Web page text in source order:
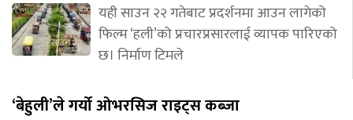
यही साउन २२ गतेबाट प्रदर्शनमा आउन लागेको
फिल्म ‘हली’को प्रचारप्रसारलाई व्यापक पारिएको
छ। निर्माण टिमले
‘बेहुली’ले गर्यो ओभरसिज राइट्स कब्जा